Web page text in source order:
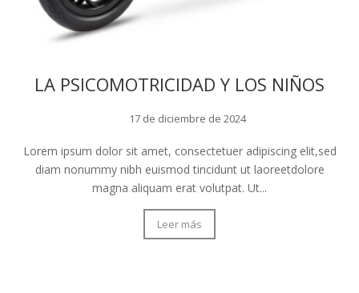
LA PSICOMOTRICIDAD Y LOS NIÑOS
17 de diciembre de 2024
Lorem ipsum dolor sit amet, consectetuer adipiscing elit,sed
diam nonummy nibh euismod tincidunt ut laoreetdolore
magna aliquam erat volutpat. Ut...
Leer más